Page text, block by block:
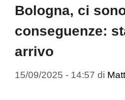
Bologna, ci
conseguenze:
arrivo
15/09/2025 - 14:57 di